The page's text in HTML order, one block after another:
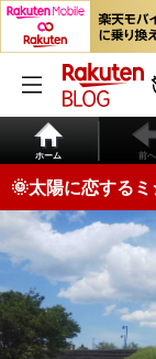
ホーム 前へ
🌞太陽に恋する